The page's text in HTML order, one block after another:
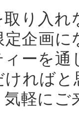
り入れ
定企画
ーを
れば
気軽に